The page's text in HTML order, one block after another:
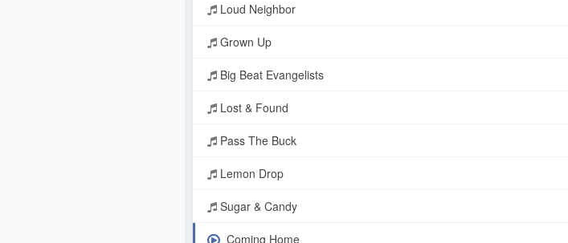
Loud Neighbor
Grown Up
Big Beat Evangelists
Lost & Found
Pass The Buck
Lemon Drop
Sugar & Candy
Coming Home